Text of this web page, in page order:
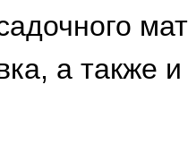
а также